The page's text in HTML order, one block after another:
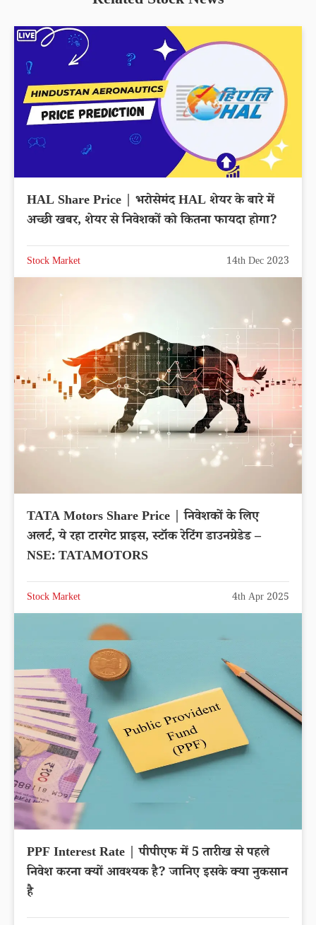
HAL Share Price | भरोसेमंद HAL शेयर के बारे में
अच्छी खबर, शेयर से निवेशकों को कितना फायदा होगा?
Stock Market 14th Dec 2023
TATA Motors Share Price | निवेशकों के लिए
अलर्ट, ये रहा टारगेट प्राइस, स्टॉक रेटिंग डाउनग्रेडेड –
NSE: TATAMOTORS
Stock Market 4th Apr 2025
PPF Interest Rate | पीपीएफ में 5 तारीख से पहले
निवेश करना क्यों आवश्यक है? जानिए इसके क्या नुकसान
है